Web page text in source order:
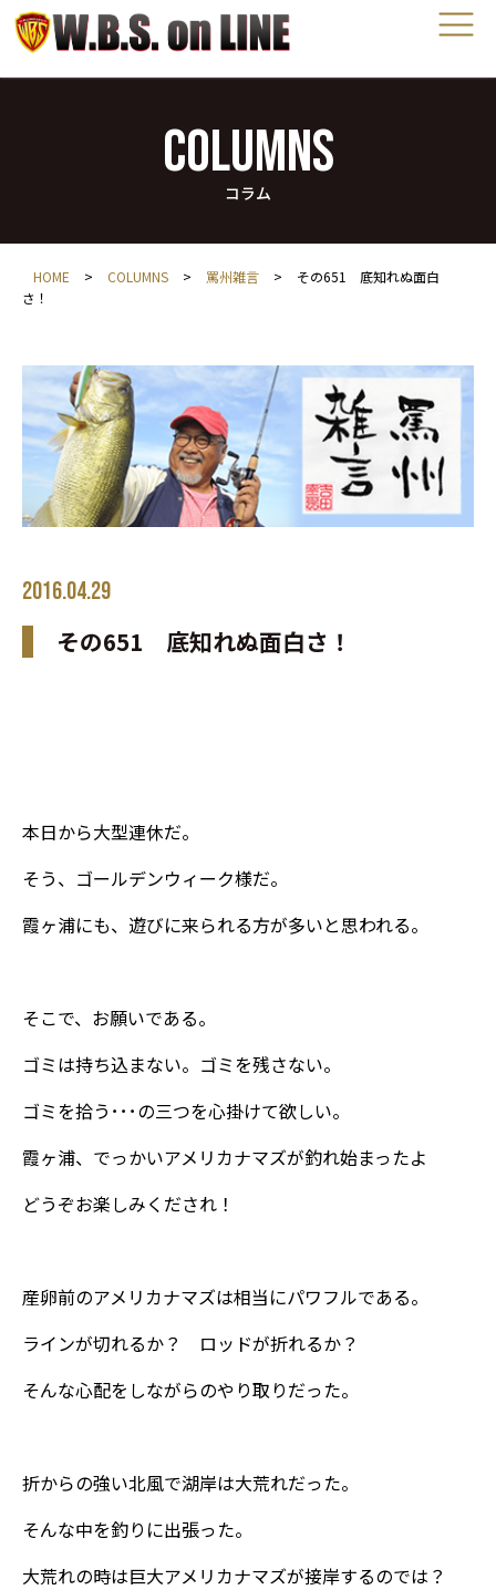
COLUMNS
コラム
HOME > COLUMNS > 罵州雑言 >
その651 底知れぬ面白
さ！
2016.04.29
その651 底知れぬ面白さ！
本日から大型連休だ。
そう、ゴールデンウィーク様だ。
霞ヶ浦にも、遊びに来られる方が多いと思われる。
そこで、お願いである。
ゴミは持ち込まない。ゴミを残さない。
ゴミを拾う･･･の三つを心掛けて欲しい。
霞ヶ浦、でっかいアメリカナマズが釣れ始まったよ
どうぞお楽しみくだされ！
産卵前のアメリカナマズは相当にパワフルである。
ラインが切れるか？ ロッドが折れるか？
そんな心配をしながらのやり取りだった。
折からの強い北風で湖岸は大荒れだった。
そんな中を釣りに出張った。
大荒れの時は巨大アメリカナマズが接岸するのでは？